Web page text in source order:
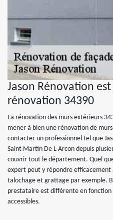
Jason Rénovation
rénovation 34390
La rénovation des murs extérieurs
mener à bien une rénovation de
contacter un professionnel tel que
Saint Martin De L Arcon depuis
couvrir tout le département. Quel
expert peut y répondre efficacement
talochage et grattage par exemple.
prestataire est différente en fonction
accessibles.